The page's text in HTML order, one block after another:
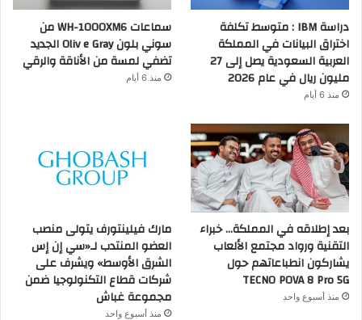
دراسة IBM : متوسط تكلفة
اختراق البيانات في المملكة
العربية السعودية يصل إلى 27
مليون ريال في عام 2026
منذ 6 أيام
سماعات WH-1000XM6 من
سوني بلون Oliv e Gray الجديد
تضفي لمسة من الأناقة والرقي
منذ 6 أيام
بعد إطلاقه في المملكة… خبراء
التقنية ورواد مجتمع الألعاب
يشاركون انطباعاتهم حول
TECNO POVA 8 Pro 5G
منذ أسبوع واحد
مارك فيلينتورف يتولى منصب
العضو المنتدب لـ«سي إن إس
الشرق الأوسط» ويشرف على
شركات قطاع التكنولوجيا ضمن
مجموعة غباش
منذ أسبوع واحد